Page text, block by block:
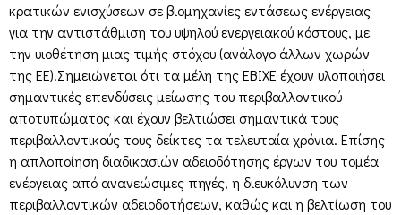
κρατικών ενισχύσεων σε βιομηχανίες εντάσεως ενέργειας
για την αντιστάθμιση του υψηλού ενεργειακού κόστους, με
την υιοθέτηση μιας τιμής στόχου (ανάλογο άλλων χωρών
της ΕΕ).Σημειώνεται ότι τα μέλη της ΕΒΙΧΕ έχουν υλοποιήσει
σημαντικές επενδύσεις μείωσης του περιβαλλοντικού
αποτυπώματος και έχουν βελτιώσει σημαντικά τους
περιβαλλοντικούς τους δείκτες τα τελευταία χρόνια. Επίσης
η απλοποίηση διαδικασιών αδειοδότησης έργων του τομέα
ενέργειας από ανανεώσιμες πηγές, η διευκόλυνση των
περιβαλλοντικών αδειοδοτήσεων, καθώς και η βελτίωση του